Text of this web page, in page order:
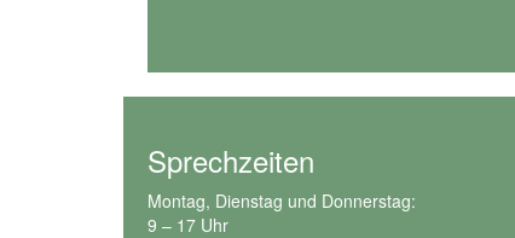
Sprechzeiten
Montag, Dienstag und Donnerstag:
9 – 17 Uhr